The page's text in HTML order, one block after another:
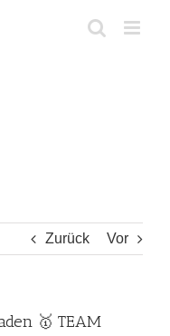
Zurück Vor
🥇 TEAM